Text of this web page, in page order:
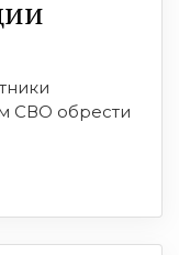
СВО обрести